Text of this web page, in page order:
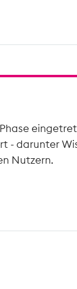
- darunter
Nutzern.